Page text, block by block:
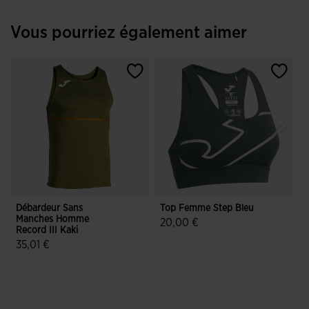
Vous pourriez également aimer
Débardeur Sans
Manches Homme
Record III Kaki
35,01 €
Top Femme Step Bleu
20,00 €